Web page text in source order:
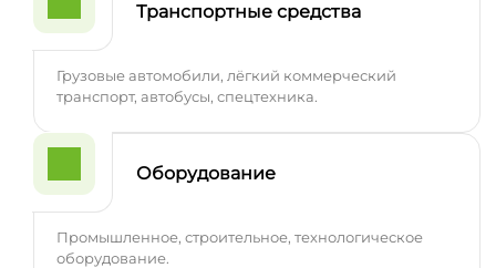
Транспортные средства
Грузовые автомобили, лёгкий коммерческий
транспорт, автобусы, спецтехника.
Оборудование
Промышленное, строительное, технологическое
оборудование.